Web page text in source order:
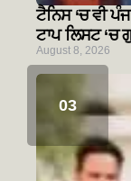
ਟੈਨਿਸ ‘ਚ ਵੀ
ਟਾਪ ਲਿਸਟ ‘ਚ
August 8, 2026